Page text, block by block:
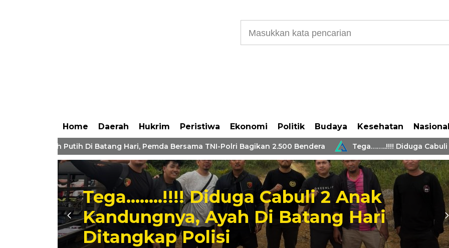
Home Daerah Hukrim Peristiwa Ekonomi Politik Budaya Kesehatan Nasional
Merah Putih Di Batang Hari, Pemda Bersama TNI-Polri Bagikan 2.500 Bendera Tega……..!!!! Diduga Cabuli 2
Polres Batang Hari Borong
Penghargaan IKPA Sempurna 100%
Dari Kapolri